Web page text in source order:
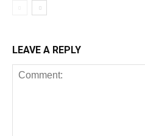
LEAVE A REPLY